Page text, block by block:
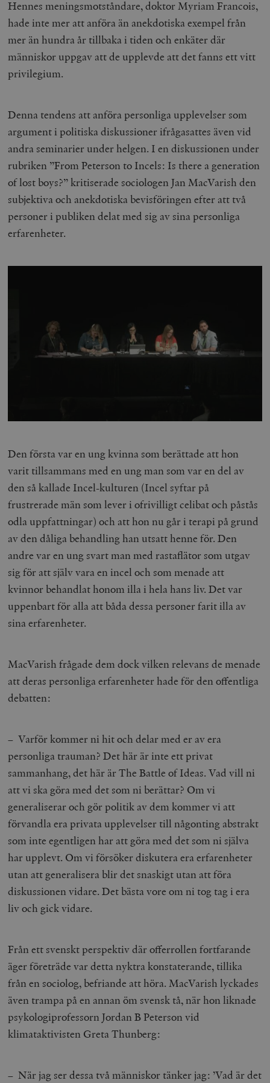
Hennes meningsmotståndare, doktor Myriam Francois,
hade inte mer att anföra än anekdotiska exempel från
mer än hundra år tillbaka i tiden och enkäter där
människor uppgav att de upplevde att det fanns ett vitt
privilegium.
Denna tendens att anföra personliga upplevelser som
argument i politiska diskussioner ifrågasattes även vid
andra seminarier under helgen. I en diskussionen under
rubriken ”From Peterson to Incels: Is there a generation
of lost boys?” kritiserade sociologen Jan MacVarish den
subjektiva och anekdotiska bevisföringen efter att två
personer i publiken delat med sig av sina personliga
erfarenheter.
Den första var en ung kvinna som berättade att hon
varit tillsammans med en ung man som var en del av
den så kallade Incel-kulturen (Incel syftar på
frustrerade män som lever i ofrivilligt celibat och påstås
odla uppfattningar) och att hon nu går i terapi på grund
av den dåliga behandling han utsatt henne för. Den
andre var en ung svart man med rastaflätor som utgav
sig för att själv vara en incel och som menade att
kvinnor behandlat honom illa i hela hans liv. Det var
uppenbart för alla att båda dessa personer farit illa av
sina erfarenheter.
MacVarish frågade dem dock vilken relevans de menade
att deras personliga erfarenheter hade för den offentliga
debatten:
– Varför kommer ni hit och delar med er av era
personliga trauman? Det här är inte ett privat
sammanhang, det här är The Battle of Ideas. Vad vill ni
att vi ska göra med det som ni berättar? Om vi
generaliserar och gör politik av dem kommer vi att
förvandla era privata upplevelser till någonting abstrakt
som inte egentligen har att göra med det som ni själva
har upplevt. Om vi försöker diskutera era erfarenheter
utan att generalisera blir det snaskigt utan att föra
diskussionen vidare. Det bästa vore om ni tog tag i era
liv och gick vidare.
Från ett svenskt perspektiv där offerrollen fortfarande
äger företräde var detta nyktra konstaterande, tillika
från en sociolog, befriande att höra. MacVarish lyckades
även trampa på en annan öm svensk tå, när hon liknade
psykologiprofessorn Jordan B Peterson vid
klimataktivisten Greta Thunberg:
– När jag ser dessa två människor tänker jag: ’Vad är det